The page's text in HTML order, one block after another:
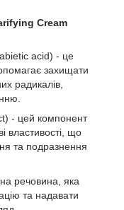
Cream
acid) - це
захищати
радикалів,
- цей компонент
властивості, що
та подразнення
речовина, яка
та надавати